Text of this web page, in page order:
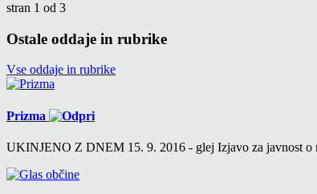
stran 1 od 3
Ostale oddaje in rubrike
Vse oddaje in rubrike
Prizma
UKINJENO Z DNEM 15. 9. 2016 - glej Izjavo za javnost o